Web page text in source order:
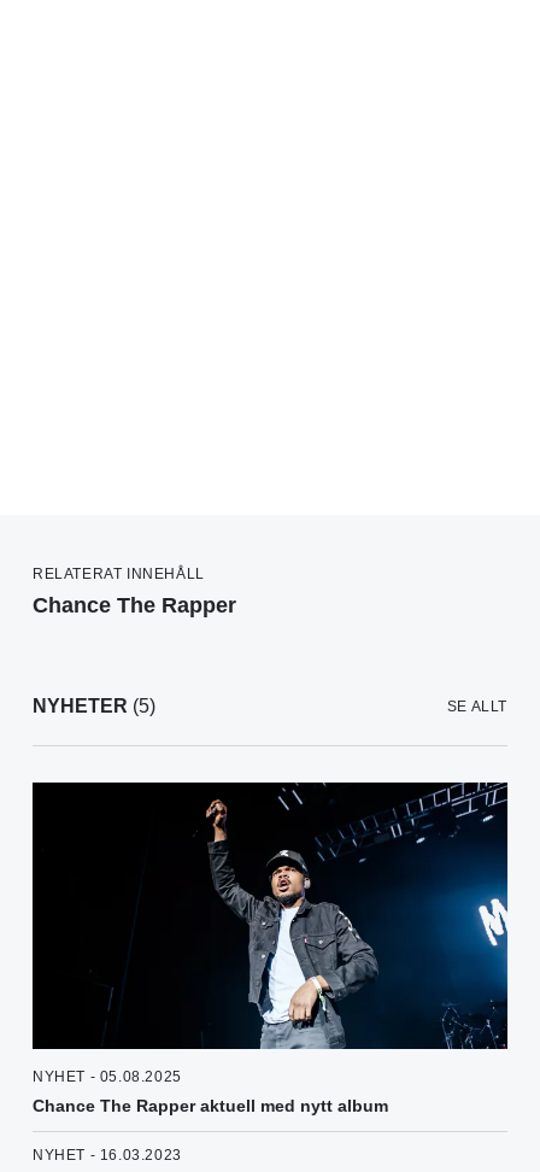
RELATERAT INNEHÅLL
Chance The Rapper
NYHETER (5) SE ALLT
NYHET - 05.08.2025
Chance The Rapper aktuell med nytt album
NYHET - 16.03.2023